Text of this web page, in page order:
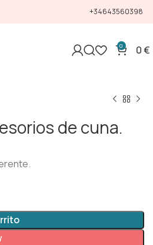
+34643560398
0 0€
de cuna.